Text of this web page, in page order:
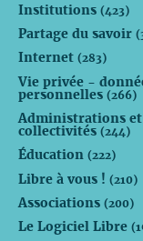
Institutions (423)
Partage du savoir
Internet (283)
Vie privée -
personnelles (266)
Administrations et
collectivités (244)
Éducation (222)
Libre à vous ! (210)
Associations (200)
Le Logiciel Libre